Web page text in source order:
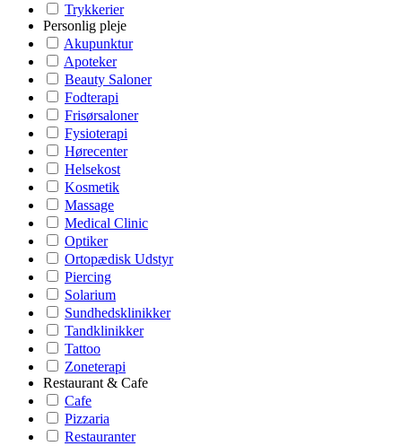
Trykkerier
Personlig pleje
Akupunktur
Apoteker
Beauty Saloner
Fodterapi
Frisørsaloner
Fysioterapi
Hørecenter
Helsekost
Kosmetik
Massage
Medical Clinic
Optiker
Ortopædisk Udstyr
Piercing
Solarium
Sundhedsklinikker
Tandklinikker
Tattoo
Zoneterapi
Restaurant & Cafe
Cafe
Pizzaria
Restauranter